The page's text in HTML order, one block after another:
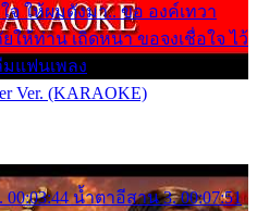
จ ให้ผมดังมา.. ขอ องค์เทวา
ห้ท่าน เถิดหนา ขอจงเชื่อใจ ไว้
มแฟนเพลง
Ver. (KARAOKE)
00:03:44 น้ำตาอีสาน 3. 00:07:51